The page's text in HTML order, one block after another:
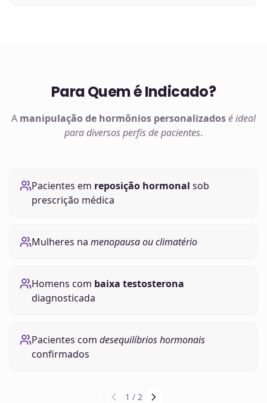
Para Quem é Indicado?
A manipulação de hormônios personalizadosé ideal
para diversos perfis de pacientes.
Pacientes em reposição hormonal sob
prescrição médica
Mulheres na menopausa ou climatério
Homens com baixa testosterona
diagnosticada
Pacientes com desequilíbrios hormonais
confirmados
1 / 2